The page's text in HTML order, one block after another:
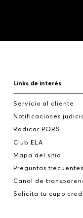
Links de interés
Servicio al cliente
Notificaciones
Radicar PQRS
Club ELA
Mapa del sitio
Preguntas frecuentes
Canal de
Solicita tu cupo